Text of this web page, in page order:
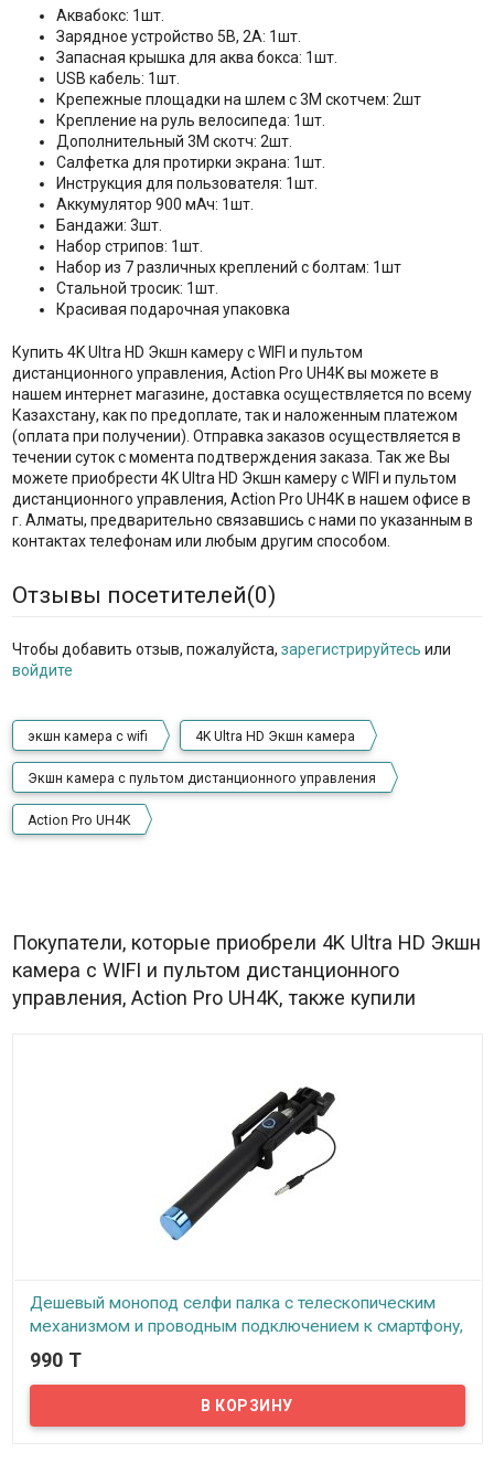
Аквабокс: 1шт.
Зарядное устройство 5В, 2А: 1шт.
Запасная крышка для аква бокса: 1шт.
USB кабель: 1шт.
Крепежные площадки на шлем с 3М скотчем: 2шт
Крепление на руль велосипеда: 1шт.
Дополнительный 3М скотч: 2шт.
Салфетка для протирки экрана: 1шт.
Инструкция для пользователя: 1шт.
Аккумулятор 900 мАч: 1шт.
Бандажи: 3шт.
Набор стрипов: 1шт.
Набор из 7 различных креплений с болтам: 1шт
Стальной тросик: 1шт.
Красивая подарочная упаковка
Купить 4K Ultra HD Экшн камеру с WIFI и пультом
дистанционного управления, Action Pro UH4K вы можете в
нашем интернет магазине, доставка осуществляется по всему
Казахстану, как по предоплате, так и наложенным платежом
(оплата при получении). Отправка заказов осуществляется в
течении суток с момента подтверждения заказа. Так же Вы
можете приобрести 4K Ultra HD Экшн камеру с WIFI и пультом
дистанционного управления, Action Pro UH4K в нашем офисе в
г. Алматы, предварительно связавшись с нами по указанным в
контактах телефонам или любым другим способом.
Отзывы посетителей(0)
Чтобы добавить отзыв, пожалуйста, зарегистрируйтесь или
войдите
экшн камера с wifi 4K Ultra HD Экшн камера
Экшн камера с пультом дистанционного управления
Action Pro UH4K
Покупатели, которые приобрели 4K Ultra HD Экшн
камера с WIFI и пультом дистанционного
управления, Action Pro UH4K, также купили
Дешевый монопод селфи палка с телескопическим
механизмом и проводным подключением к смартфону,
ID780
Задались вопросом – где купить дешевый, и в тоже время,
990 T